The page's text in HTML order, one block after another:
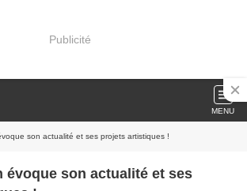
Publicité
MENU
son actualité et ses projets artistiques !
évoque son actualité et ses